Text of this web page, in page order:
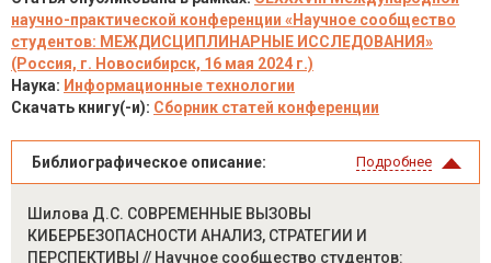
научно-практической конференции «Научное сообщество
студентов: МЕЖДИСЦИПЛИНАРНЫЕ ИССЛЕДОВАНИЯ»
(Россия, г. Новосибирск, 16 мая 2024 г.)
Наука: Информационные технологии
Скачать книгу(-и): Сборник статей конференции
Библиографическое описание: Подробнее
Шилова Д.С. СОВРЕМЕННЫЕ ВЫЗОВЫ
КИБЕРБЕЗОПАСНОСТИ АНАЛИЗ, СТРАТЕГИИ И
ПЕРСПЕКТИВЫ // Научное сообщество студентов: